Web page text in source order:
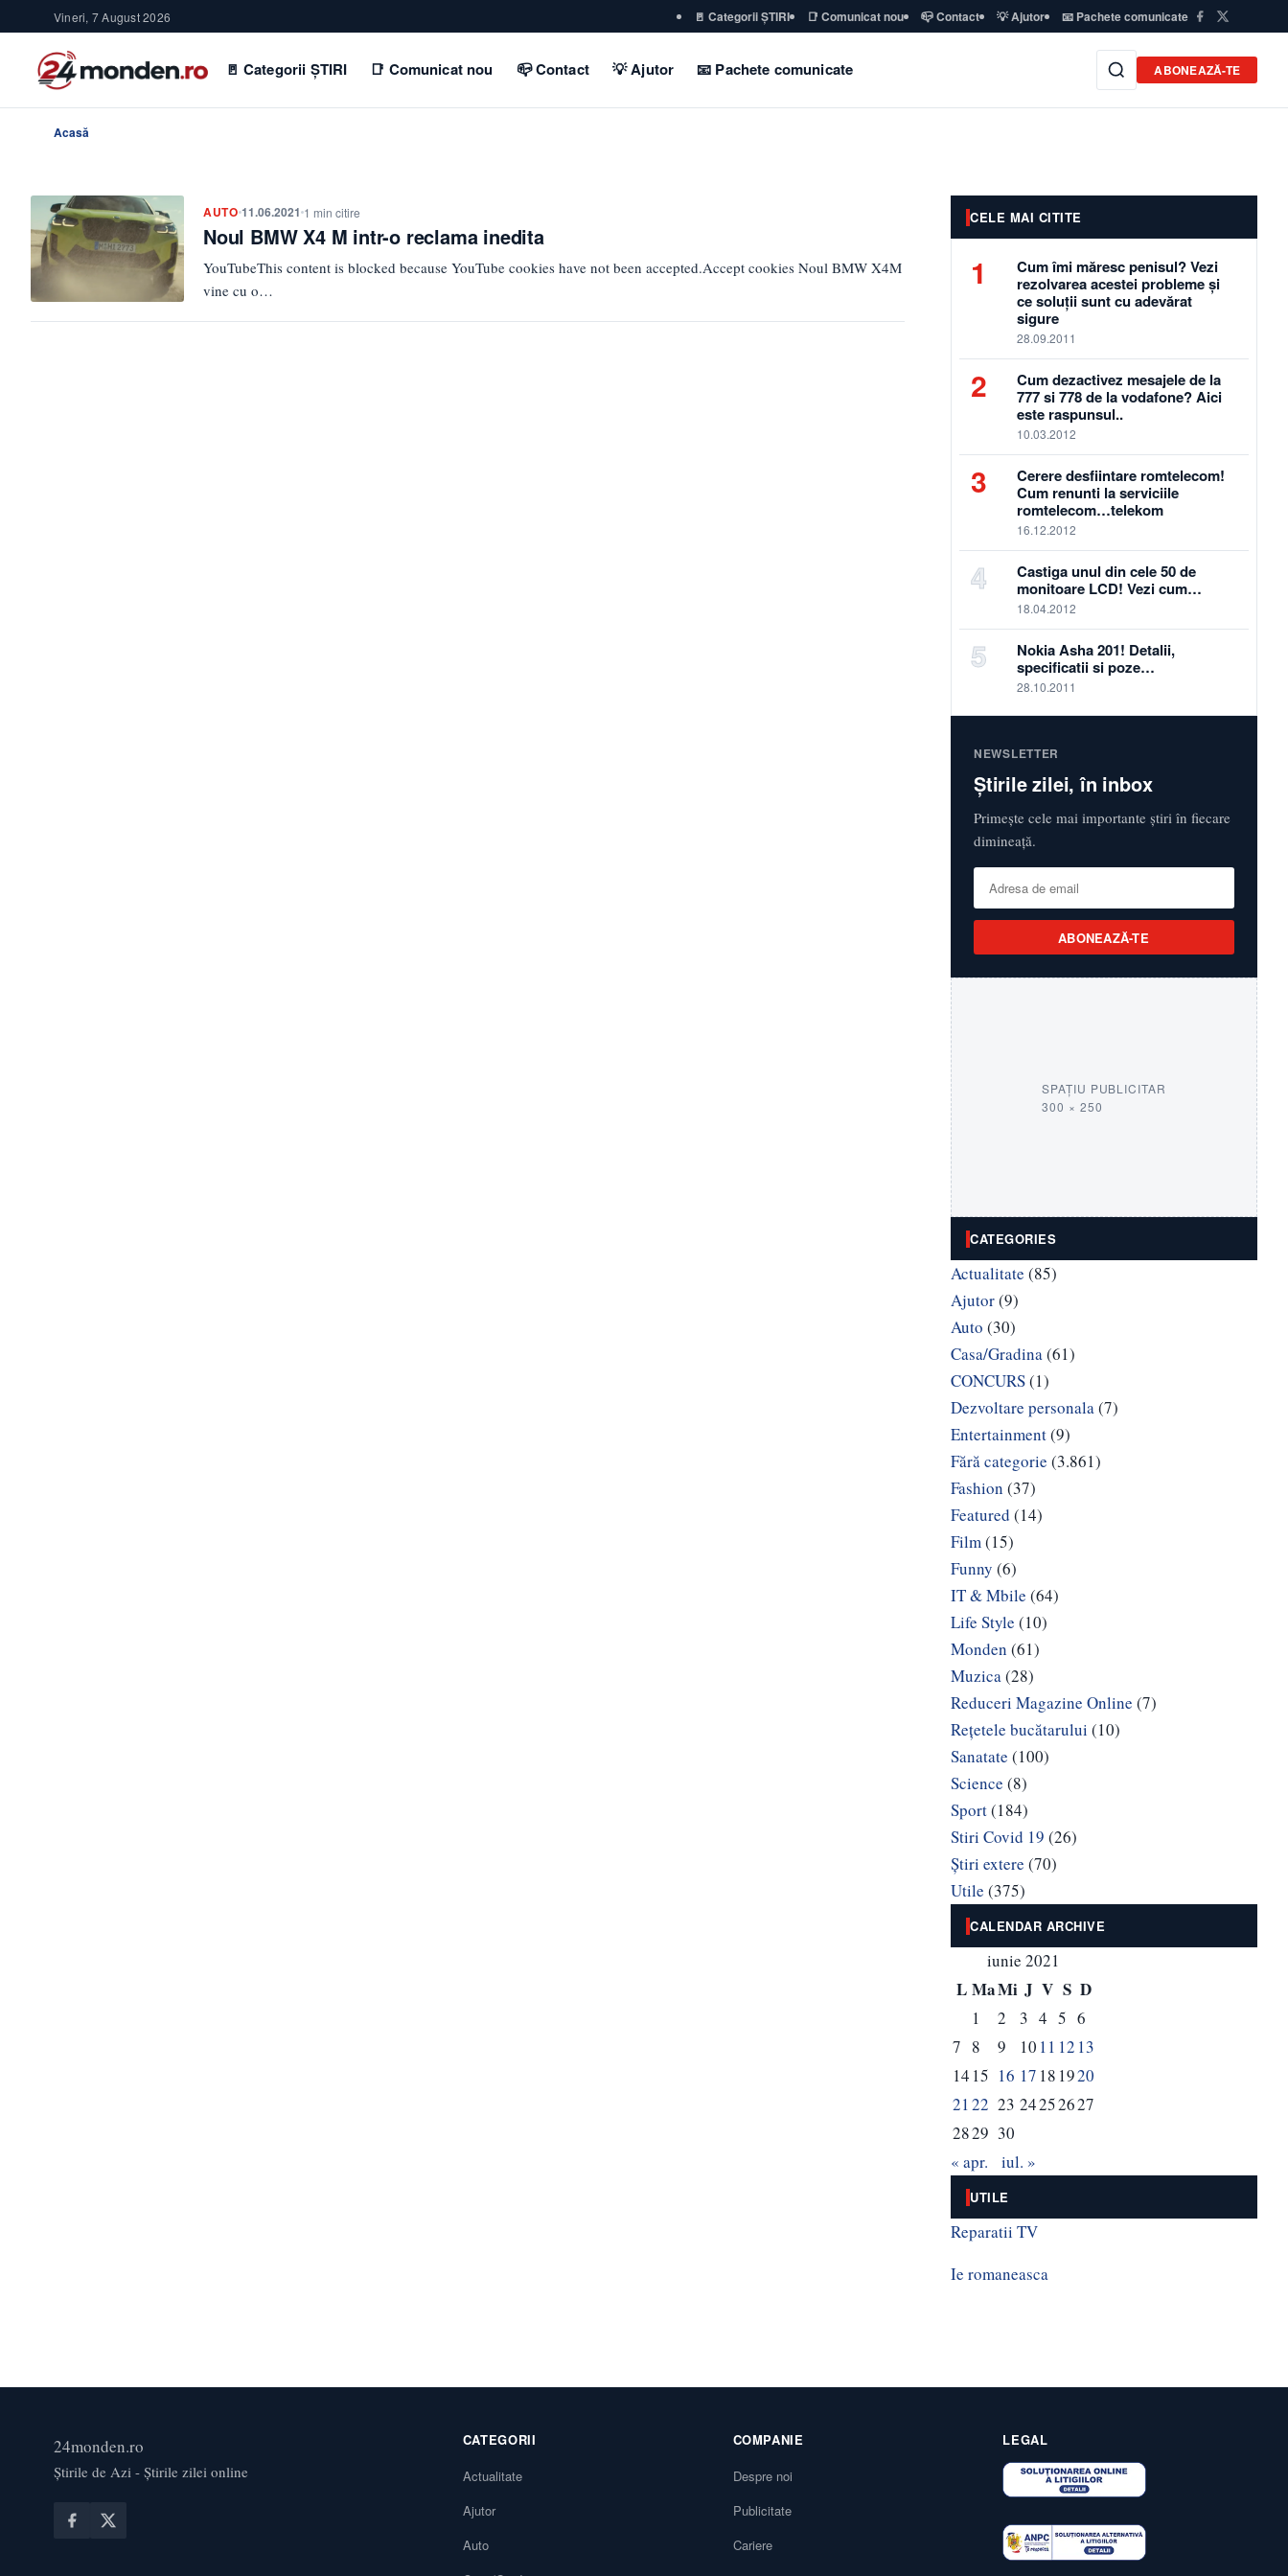
Vineri, 7 August 2026 🚪 Categorii ȘTIRI 📑 Comunicat nou 📪 Contact 💡 Ajutor 📧 Pachete comunicate
🚪 Categorii ȘTIRI 📑 Comunicat nou 📪 Contact 💡 Ajutor 📧 Pachete comunicate ABONEAZĂ-TE
Acasă
AUTO 11.06.2021 1 min citire
Noul BMW X4 M intr-o reclama inedita
YouTubeThis content is blocked because YouTube cookies have not been accepted.Accept cookies Noul BMW X4M
vine cu o…
CELE MAI CITITE
1
Cum îmi măresc penisul? Vezi
rezolvarea acestei probleme și
ce soluții sunt cu adevărat
sigure
28.09.2011
2
Cum dezactivez mesajele de la
777 si 778 de la vodafone? Aici
este raspunsul..
10.03.2012
3
Cerere desfiintare romtelecom!
Cum renunti la serviciile
romtelecom…telekom
16.12.2012
4
Castiga unul din cele 50 de
monitoare LCD! Vezi cum…
18.04.2012
5
Nokia Asha 201! Detalii,
specificatii si poze…
28.10.2011
NEWSLETTER
Știrile zilei, în inbox
Primește cele mai importante știri în fiecare
dimineață.
ABONEAZĂ-TE
SPAȚIU PUBLICITAR
300 × 250
CATEGORIES
Actualitate (85)
Ajutor(9)
Auto (30)
Casa/Gradina(61)
CONCURS(1)
Dezvoltare personala(7)
Entertainment(9)
Fără categorie (3.861)
Fashion (37)
Featured (14)
Film(15)
Funny (6)
IT & Mbile (64)
Life Style (10)
Monden (61)
Muzica(28)
Reduceri Magazine Online (7)
Rețetele bucătarului (10)
Sanatate (100)
Science (8)
Sport(184)
Stiri Covid 19 (26)
Știri extere (70)
Utile (375)
CALENDAR ARCHIVE
iunie 2021
L MaMi J V S D
1 2 3 4 5 6
7 8 9 10 11 12 13
14 15 16 17 18 1920
2122 23 24252627
2829 30
« apr.
iul. »
UTILE
Reparatii TV
Ie romaneasca
24monden.ro
Știrile de Azi - Știrile zilei online
CATEGORII
Actualitate
Ajutor
Auto
COMPANIE
Despre noi
Publicitate
Cariere
LEGAL